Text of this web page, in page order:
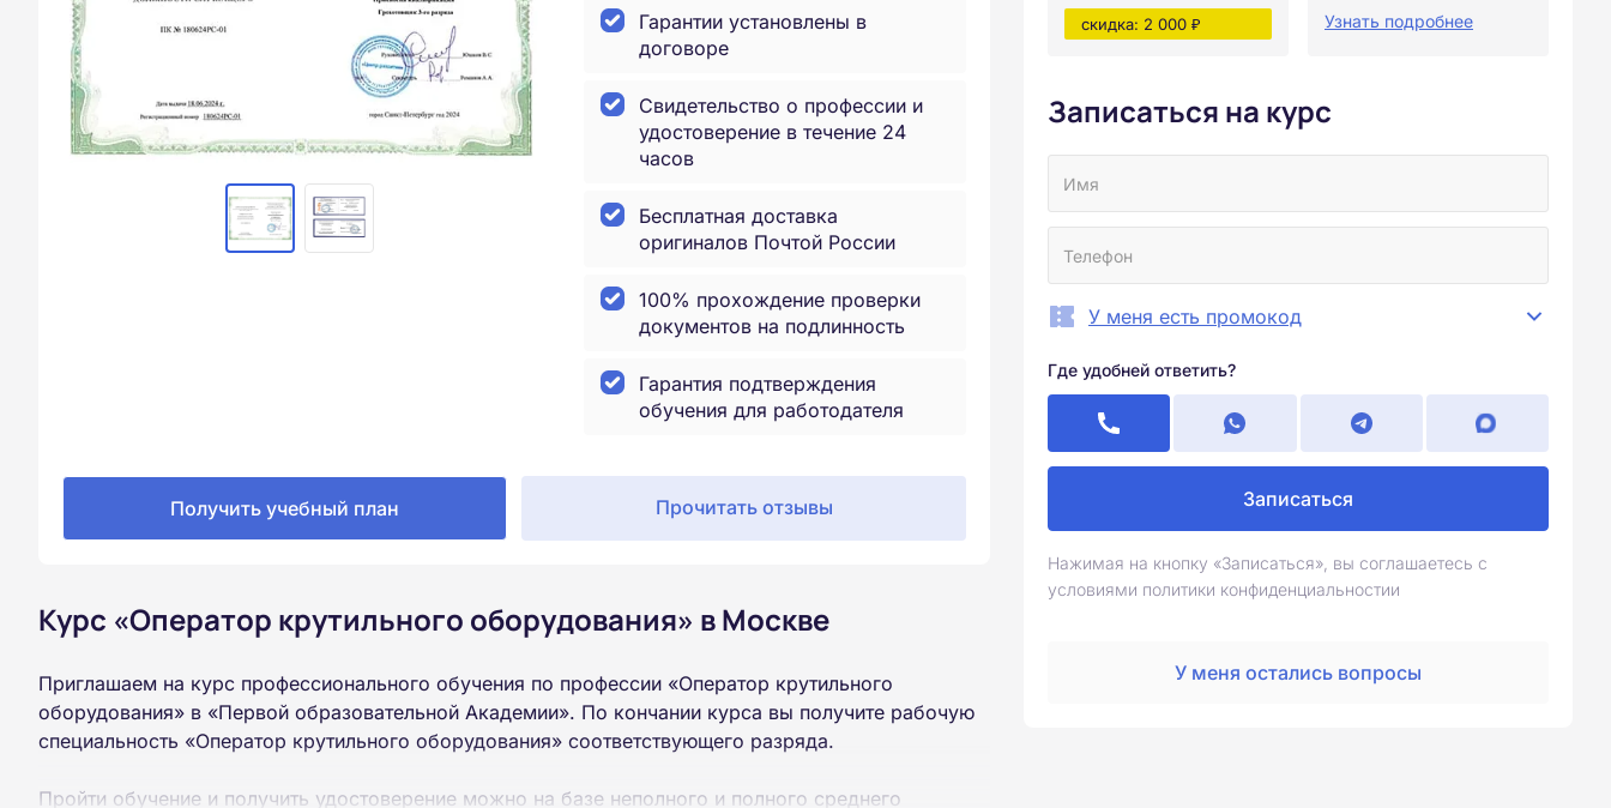
Гарантии установлены в
договоре
Свидетельство о профессии и
удостоверение в течение 24
часов
Бесплатная доставка
оригиналов Почтой России
100% прохождение проверки
документов на подлинность
Гарантия подтверждения
обучения для работодателя
Получить учебный план Прочитать отзывы
Курс «Оператор крутильного оборудования» в Москве
Приглашаем на курс профессионального обучения по профессии «Оператор крутильного
оборудования» в «Первой образовательной Академии». По кончании курса вы получите рабочую
специальность «Оператор крутильного оборудования» соответствующего разряда.
Пройти обучение и получить удостоверение можно на базе неполного и полного среднего
скидка: 2 000 ₽ Узнать подробнее
Записаться на курс
У меня есть промокод
Где удобней ответить?
Записаться
Нажимая на кнопку «Записаться», вы соглашаетесь с
условиями политики конфиденциальностии
У меня остались вопросы